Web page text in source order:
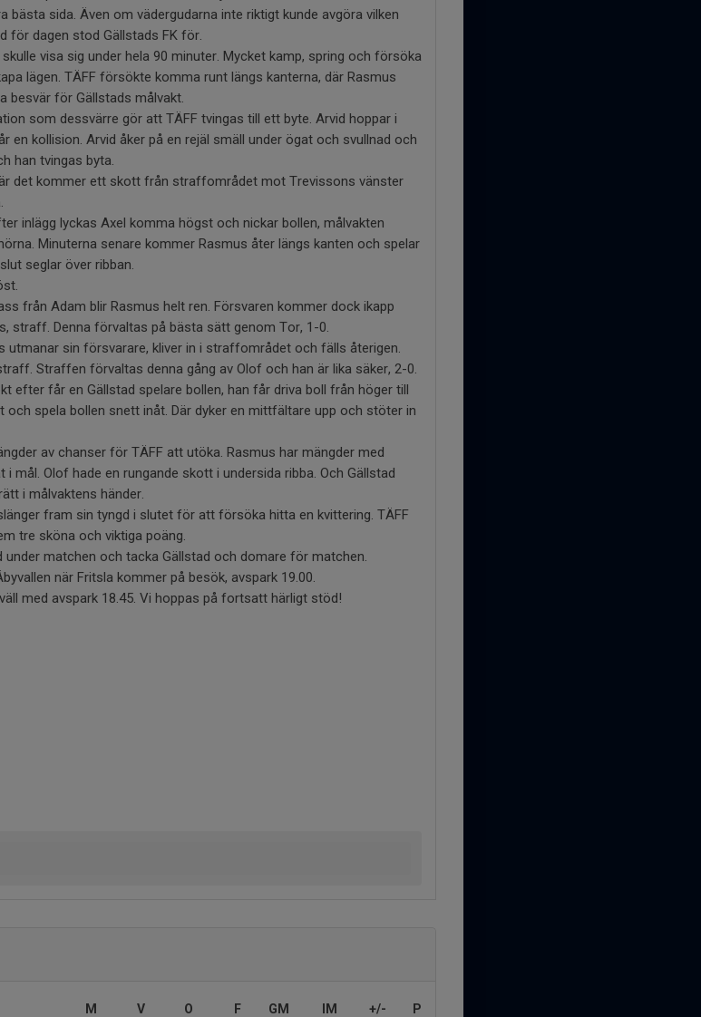
bästa sida. Även om vädergudarna inte riktigt kunde avgöra vilken
för dagen stod Gällstads FK för.
visa sig under hela 90 minuter. Mycket kamp, spring och försöka
lägen. TÄFF försökte komma runt längs kanterna, där Rasmus
besvär för Gällstads målvakt.
som dessvärre gör att TÄFF tvingas till ett byte. Arvid hoppar i
en kollision. Arvid åker på en rejäl smäll under ögat och svullnad och
han tvingas byta.
det kommer ett skott från straffområdet mot Trevissons vänster
inlägg lyckas Axel komma högst och nickar bollen, målvakten
Minuterna senare kommer Rasmus åter längs kanten och spelar
seglar över ribban.
från Adam blir Rasmus helt ren. Försvaren kommer dock ikapp
straff. Denna förvaltas på bästa sätt genom Tor, 1-0.
utmanar sin försvarare, kliver in i straffområdet och fälls återigen.
Straffen förvaltas denna gång av Olof och han är lika säker, 2-0.
efter får en Gällstad spelare bollen, han får driva boll från höger till
spela bollen snett inåt. Där dyker en mittfältare upp och stöter in
av chanser för TÄFF att utöka. Rasmus har mängder med
mål. Olof hade en rungande skott i undersida ribba. Och Gällstad
i målvaktens händer.
fram sin tyngd i slutet för att försöka hitta en kvittering. TÄFF
tre sköna och viktiga poäng.
matchen och tacka Gällstad och domare för matchen.
när Fritsla kommer på besök, avspark 19.00.
med avspark 18.45. Vi hoppas på fortsatt härligt stöd!
M V O F GM IM +/- P